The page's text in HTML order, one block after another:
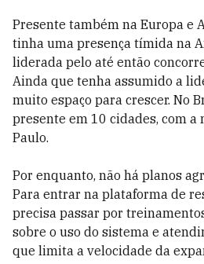
Presente também na Europa e
tinha uma presença tímida na
liderada pelo até então
Ainda que tenha assumido a
muito espaço para crescer. No
presente em 10 cidades, com a
Paulo.
Por enquanto, não há planos
Para entrar na plataforma de
precisa passar por
sobre o uso do sistema e
que limita a velocidade da